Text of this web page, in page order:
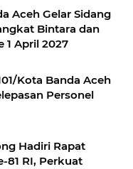
Aceh Gelar Sidang
Bintara dan
1 April 2027
Kota Banda Aceh
Personel
Hadiri Rapat
81 RI, Perkuat